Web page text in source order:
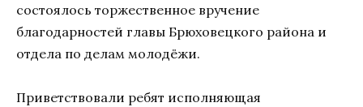
состоялось торжественное вручение
благодарностей главы Брюховецкого района и
отдела по делам молодёжи.
Приветствовали ребят исполняющая